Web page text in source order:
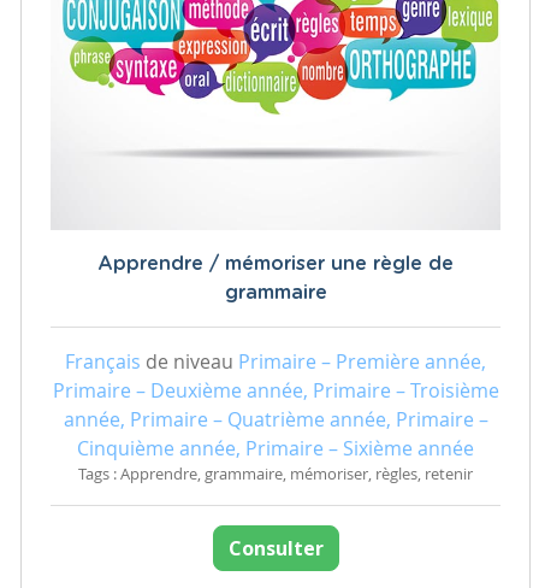
Apprendre / mémoriser une règle de
grammaire
Français de niveau Primaire – Première année,
Primaire – Deuxième année, Primaire – Troisième
année, Primaire – Quatrième année, Primaire –
Cinquième année, Primaire – Sixième année
Tags : Apprendre, grammaire, mémoriser, règles, retenir
Consulter